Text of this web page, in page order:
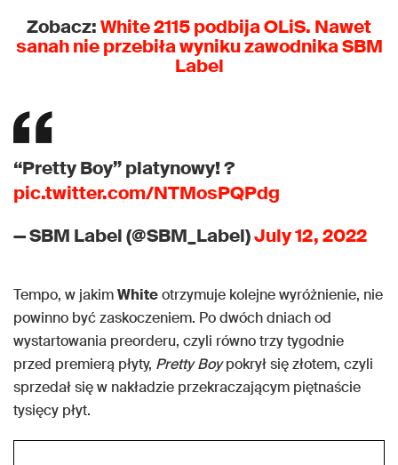
Zobacz:White 2115 podbija OLiS. Nawet
sanah nie przebiła wyniku zawodnika SBM
Label
“Pretty Boy” platynowy! ?
pic.twitter.com/NTMosPQPdg
— SBM Label (@SBM_Label)July 12, 2022
Tempo, w jakimWhiteotrzymuje kolejne wyróżnienie, nie
powinno być zaskoczeniem. Po dwóch dniach od
wystartowania preorderu, czyli równo trzy tygodnie
przed premierą płyty, Pretty Boypokrył się złotem, czyli
sprzedał się w nakładzie przekraczającym piętnaście
tysięcy płyt.